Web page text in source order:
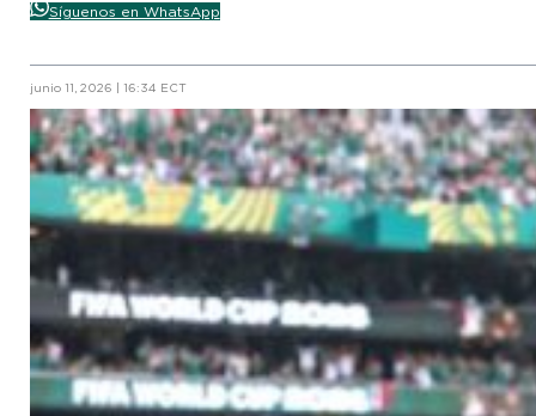
Síguenos en WhatsApp
junio 11, 2026 | 16:34 ECT